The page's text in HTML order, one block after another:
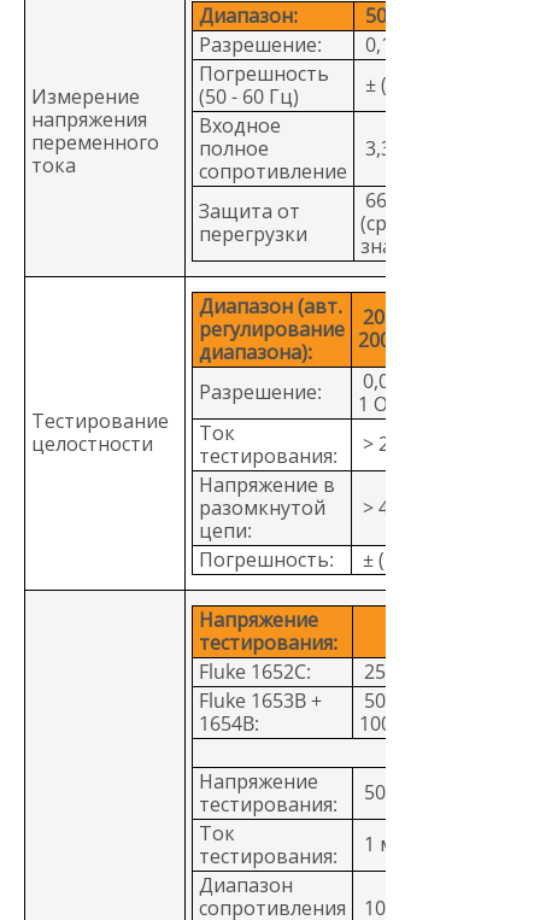
Измерение
напряжения
переменного
тока
Диапазон:
500 В:
Разрешение:
0,1 В
Погрешность
(50 - 60 Гц)
± (0,8% + 3 знака)
Входное
полное
сопротивление
3,3 MОм
Защита от
перегрузки
660 В
значение)
Тестирование
целостности
Диапазон (авт.
регулирование
диапазона):
20 Ом, 200 Ом,
2000 Ом
Разрешение:
0,01 Ом, 0,1 Ом,
1 Ом
Ток
тестирования:
> 200 мА
Напряжение в
разомкнутой
цепи:
> 4 В
Погрешность:
± (1,5%+3 знака)
Напряжение
тестирования:
Fluke 1652C:
250 - 500 - 1000 В
Fluke 1653B +
1654B:
50 - 100 - 250 - 500 -
1000 В
Напряжение
тестирования:
50 В
Ток
тестирования:
1 мА при 50 кОм
Диапазон
сопротивления
10 кОм - 50 мОм